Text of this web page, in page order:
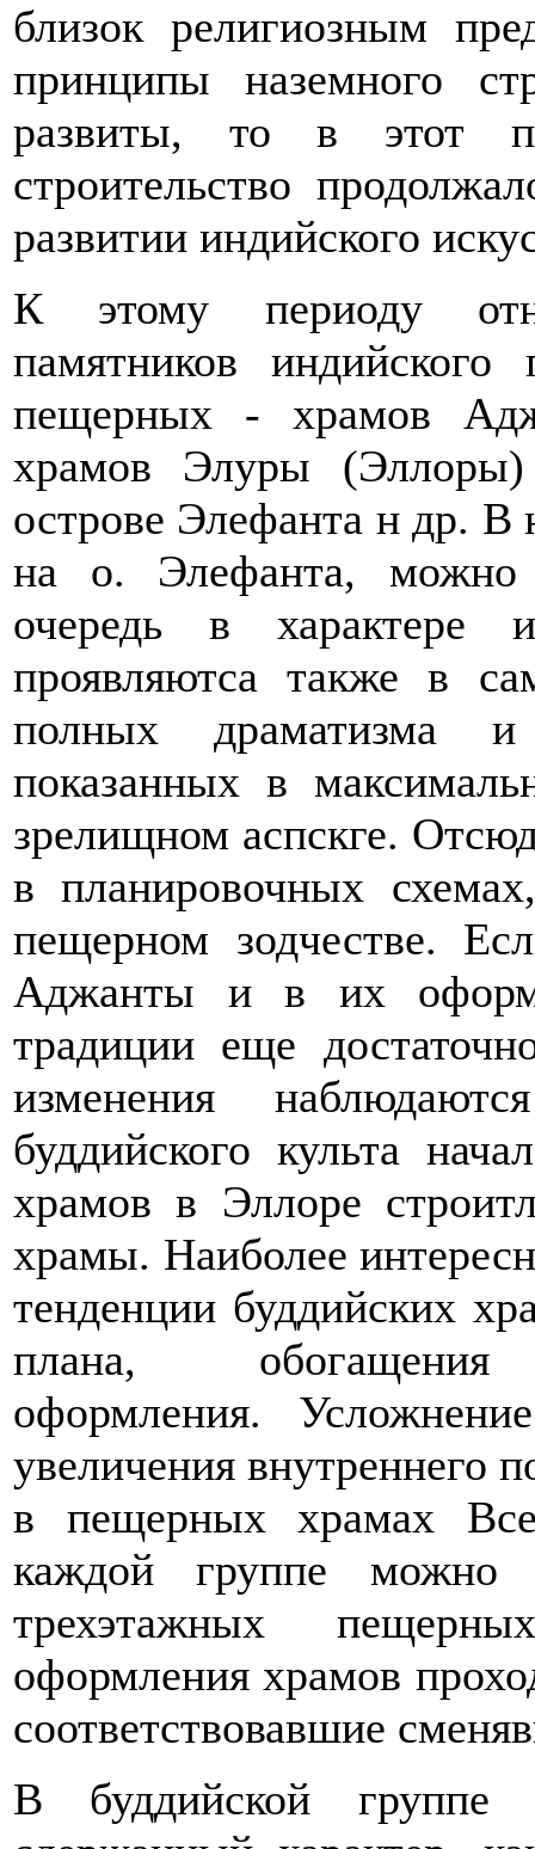
близок религиозным
принципы наземного
развиты, то в этот
строительство
развитии индийского
К этому периоду
памятников индийского
пещерных - храмов
храмов Элуры
острове Элефанта н др. В
на о. Элефанта, можно
очередь в характере
проявляютса также в
полных драматизма
показанных в
зрелищном аспскге.
в планировочных
пещерном зодчестве.
Аджанты и в их
традиции еще
изменения
буддийского культа
храмов в Эллоре
храмы. Наиболее
тенденции буддийских
плана, обогащения
оформления.
увеличения внутреннего
в пещерных храмах
каждой группе
трехэтажных
оформления храмов
соответствовавшие
В буддийской группе